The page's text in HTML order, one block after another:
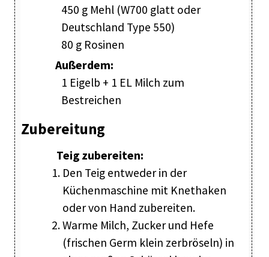
450 g Mehl (W700 glatt oder
Deutschland Type 550)
80 g Rosinen
Außerdem:
1 Eigelb + 1 EL Milch zum
Bestreichen
Zubereitung
Teig zubereiten:
Den Teig entweder in der
Küchenmaschine mit Knethaken
oder von Hand zubereiten.
Warme Milch, Zucker und Hefe
(frischen Germ klein zerbröseln) in